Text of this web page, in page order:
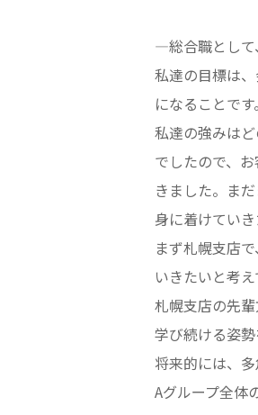
—総合職として
私達の目標は
になることです。
私達の強みは
でしたので、
きました。ま
身に着けていき
まず札幌支店
いきたいと考え
札幌支店の先
学び続ける姿勢
将来的には、
Aグループ全体